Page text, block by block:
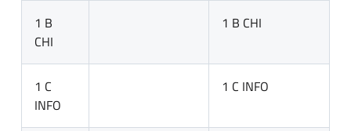
1 B
CHI
1 B CHI
1 C
INFO
1 C INFO